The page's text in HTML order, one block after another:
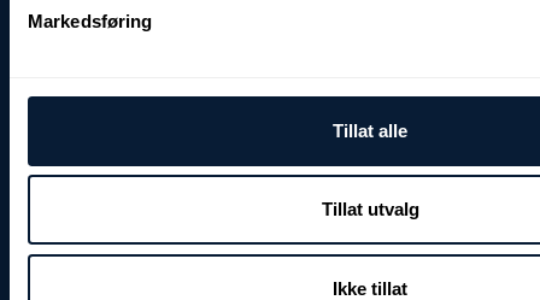
Markedsføring
Tillat alle
Tillat utvalg
Ikke tillat